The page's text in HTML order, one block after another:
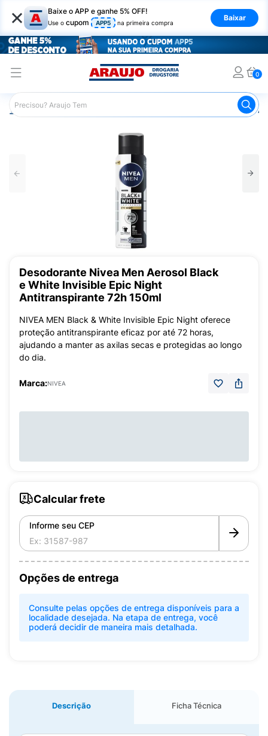
× Baixe o APP e ganhe 5% OFF!
Use o cupom APP5 na primeira compra
Baixar
0
Araujo Higiene Pessoal Desodorante
Desodorante Nivea Men Aerosol Black
e White Invisible Epic Night
Antitranspirante 72h 150ml
NIVEA MEN Black & White Invisible Epic Night oferece
proteção antitranspirante eficaz por até 72 horas,
ajudando a manter as axilas secas e protegidas ao longo
do dia.
Marca:NIVEA
Calcular frete
Informe seu CEP
Opções de entrega
Consulte pelas opções de entrega disponíveis para a
localidade desejada. Na etapa de entrega, você
poderá decidir de maneira mais detalhada.
Descrição Ficha Técnica